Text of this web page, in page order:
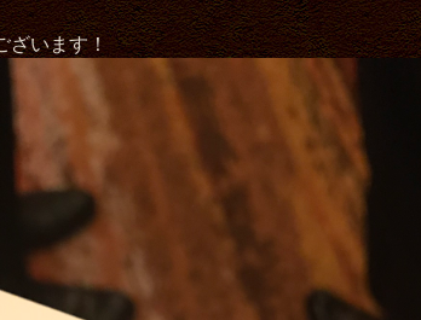
ざいます！